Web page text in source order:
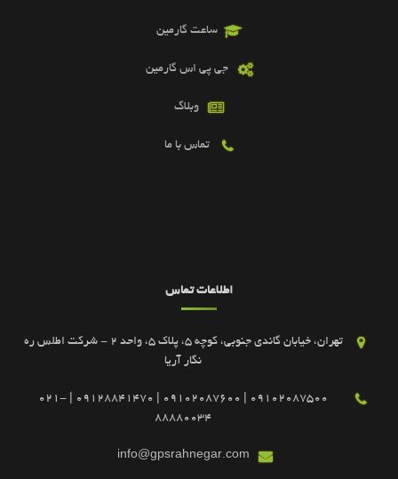
ساعت گارمین
جی پی اس گارمین
وبلاگ
تماس با ما
اطلاعات تماس
تهران، خیابان گاندی جنوبی، کوچه 5، پلاک 5، واحد 2 - شرکت اطلس ره
نگار آریا
09102087500 | 09102087600 | 09128841470 | 021-
88880034
info@gpsrahnegar.com